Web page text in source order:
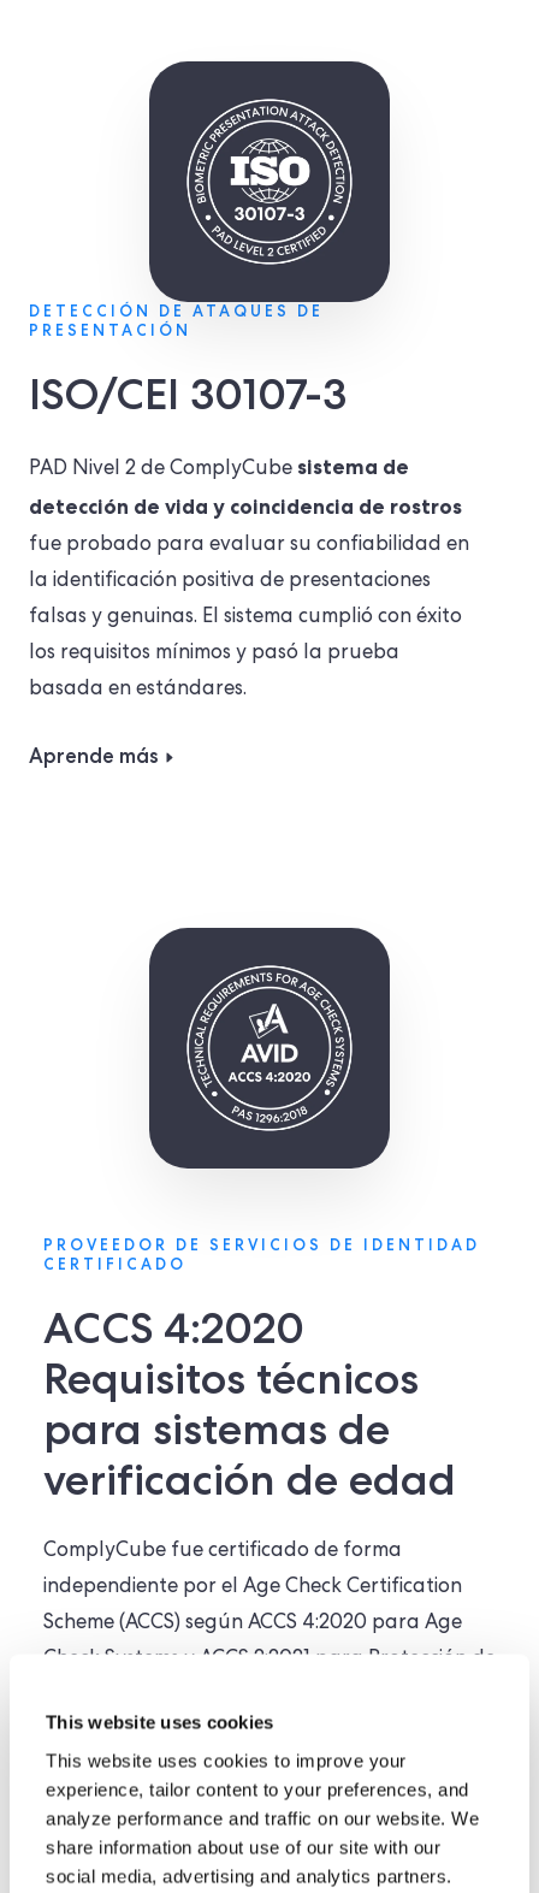
This website uses cookies
This website uses cookies to improve your
experience, tailor content to your preferences, and
analyze performance and traffic on our website. We
share information about use of our site with our
social media, advertising and analytics partners.
DETECCIÓN DE ATAQUES DE
PRESENTACIÓN
ISO/CEI 30107-3
PAD Nivel 2 de ComplyCube sistema de
detección de vida y coincidencia de rostros
fue probado para evaluar su confiabilidad en
la identificación positiva de presentaciones
falsas y genuinas. El sistema cumplió con éxito
los requisitos mínimos y pasó la prueba
basada en estándares.
Aprende más
PROVEEDOR DE SERVICIOS DE IDENTIDAD
CERTIFICADO
ACCS 4:2020
Requisitos técnicos
para sistemas de
verificación de edad
ComplyCube fue certificado de forma
independiente por el Age Check Certification
Scheme (ACCS) según ACCS 4:2020 para Age
Check Systems y ACCS 2:2021 para Protección de
1296:2018, concero no conformidades
subraya el compromiso de ComplyCube con
proteger a menores en líneaen diversos
sectores.